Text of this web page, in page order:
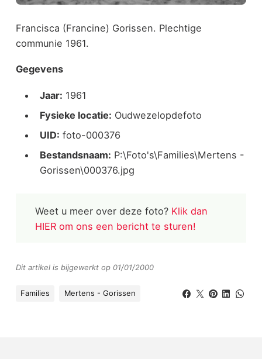
Francisca (Francine) Gorissen. Plechtige
communie 1961.
Gegevens
Jaar: 1961
Fysieke locatie: Oudwezelopdefoto
UID: foto-000376
Bestandsnaam: P:\Foto's\Families\Mertens -
Gorissen\000376.jpg
Weet u meer over deze foto? Klik dan
HIER om ons een bericht te sturen!
Dit artikel is bijgewerkt op 01/01/2000
Families Mertens - Gorissen